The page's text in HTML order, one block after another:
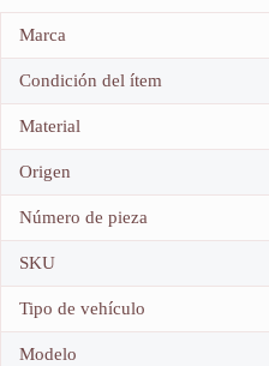
Marca
Condición del ítem
Material
Origen
Número de pieza
SKU
Tipo de vehículo
Modelo